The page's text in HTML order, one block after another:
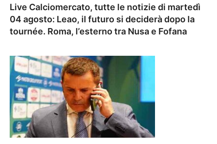
Live Calciomercato, tutte le notizie di martedì
04 agosto: Leao, il futuro si deciderà dopo la
tournée. Roma, l’esterno tra Nusa e Fofana